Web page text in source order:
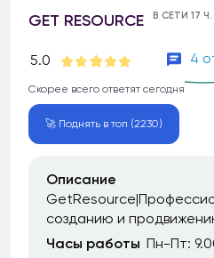
GET RESOURCE В СЕТИ 17
5.0 4
Скорее всего ответят сегодня
🚀 Поднять в топ (2230)
Описание
созданию и
Часы работы Пн-Пт: